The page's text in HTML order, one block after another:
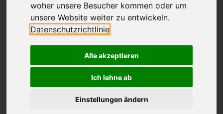
woher unsere Besucher kommen oder um
unsere Website weiter zu entwickeln.
Datenschutzrichtlinie
Alle akzeptieren
Ich lehne ab
Einstellungen ändern